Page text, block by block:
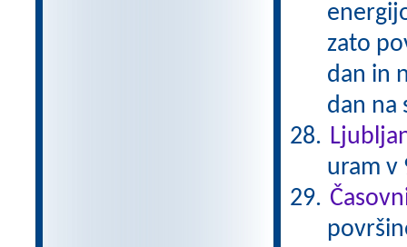
zato
dan in
dan na
uram v